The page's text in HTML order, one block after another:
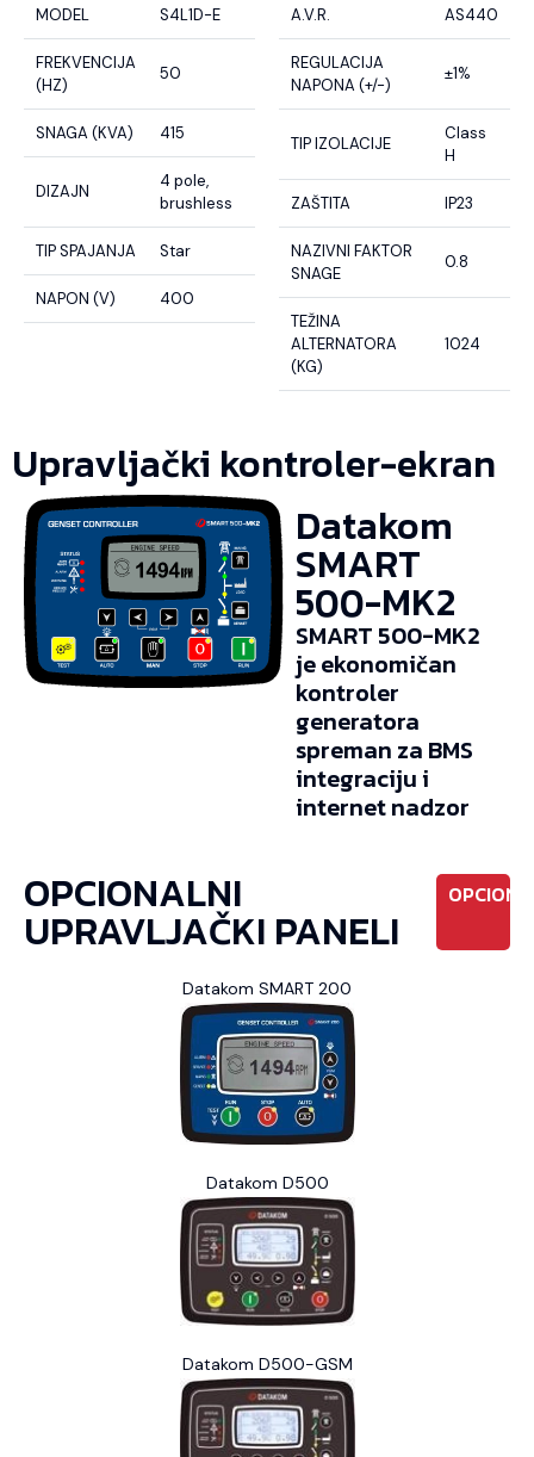
MODEL S4L1D-E
FREKVENCIJA
(HZ)
50
SNAGA (KVA) 415
DIZAJN
4 pole,
brushless
TIP SPAJANJA Star
NAPON (V) 400
A.V.R. AS440
REGULACIJA
NAPONA (+/-)
±1%
TIP IZOLACIJE
Class
H
ZAŠTITA IP23
NAZIVNI FAKTOR
SNAGE
0.8
TEŽINA
ALTERNATORA
(KG)
1024
Upravljački kontroler-ekran
Datakom
SMART
500-MK2
SMART 500-MK2
je ekonomičan
kontroler
generatora
spreman za BMS
integraciju i
internet nadzor
OPCIONALNI
UPRAVLJAČKI PANELI
OPCIONO
Datakom SMART 200
Datakom D500
Datakom D500-GSM